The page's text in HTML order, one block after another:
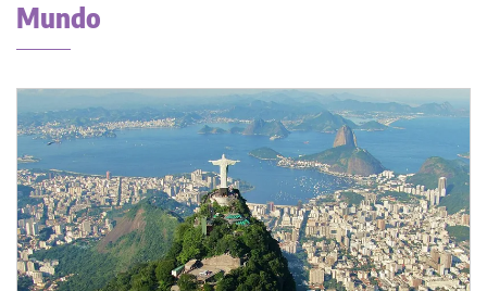
Mundo